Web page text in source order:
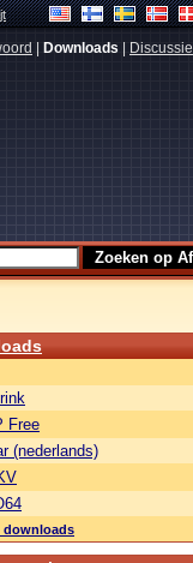
Downloads Discussie
Free
(nederlands)
downloads